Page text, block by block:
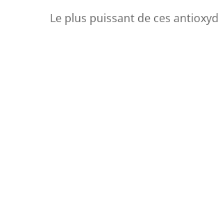
Le plus puissant de ces